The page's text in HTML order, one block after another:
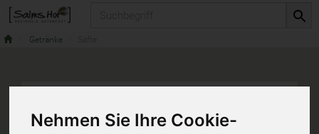
Nehmen Sie Ihre Cookie-
Getränke